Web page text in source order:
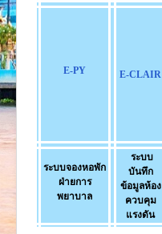
คำถาม/ร้องเรียน
E-PY E-CLAIR
ระบบจองหอพัก
ฝ่ายการ
พยาบาล
ระบบ
บันทึก
ข้อมูลห้อง
ควบคุม
แรงดัน